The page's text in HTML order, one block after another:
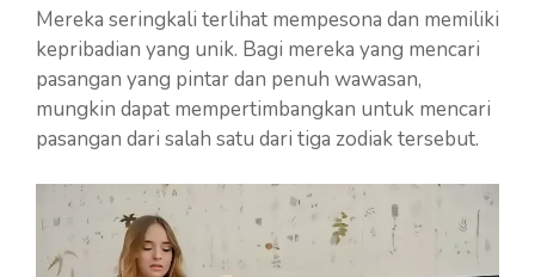
Mereka seringkali terlihat mempesona dan memiliki
kepribadian yang unik. Bagi mereka yang mencari
pasangan yang pintar dan penuh wawasan,
mungkin dapat mempertimbangkan untuk mencari
pasangan dari salah satu dari tiga zodiak tersebut.